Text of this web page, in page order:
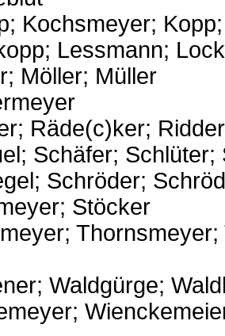
Kochsmeyer;
Lessmann;
Möller; Müller
Räde(c)ker;
Schäfer;
Schröder;
Stöcker
Waldgürge;